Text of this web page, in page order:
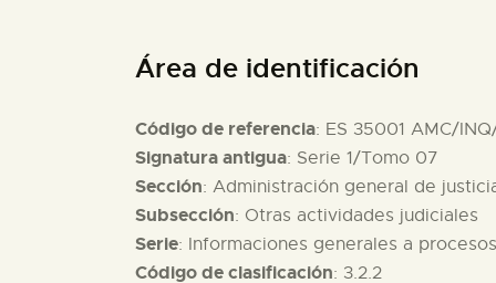
Área de identificación
Código de referencia: ES 35001 AMC/
Signatura antigua: Serie 1/Tomo 07
Sección: Administración general de
Subsección: Otras actividades judiciales
Serie: Informaciones generales a procesos
Código de clasificación: 3.2.2